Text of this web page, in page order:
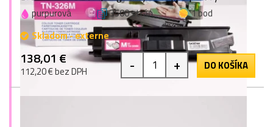
purpurová 3500 strán
1 bod
Skladom - externe
138,01 €
112,20 € bez DPH - + DO KOŠÍKA